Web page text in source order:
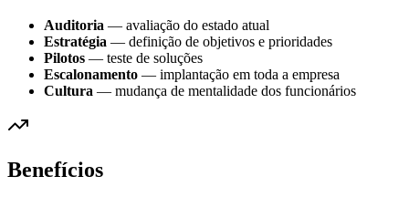
Auditoria — avaliação do estado atual
Estratégia — definição de objetivos e prioridades
Pilotos — teste de soluções
Escalonamento — implantação em toda a empresa
Cultura — mudança de mentalidade dos funcionários
Benefícios